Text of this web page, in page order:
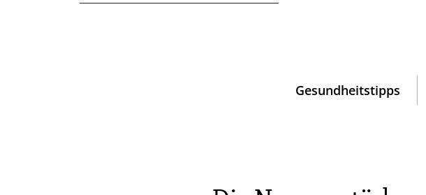
Gesundheitstipps